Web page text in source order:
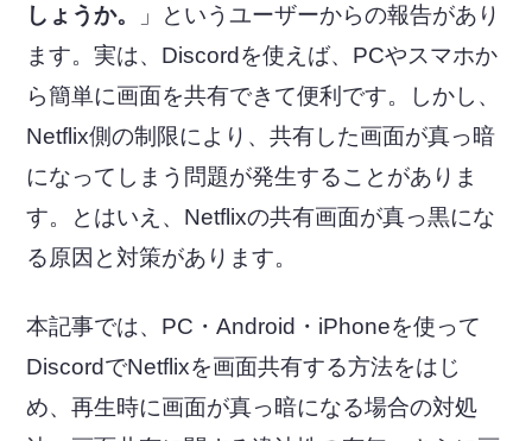
しょうか。
」というユーザーからの報告があり
ます。実は、Discordを使えば、PCやスマホか
ら簡単に画面を共有できて便利です。しかし、
Netflix側の制限により、共有した画面が真っ暗
になってしまう問題が発生することがありま
す。とはいえ、Netflixの共有画面が真っ黒にな
る原因と対策があります。
本記事では、PC・Android・iPhoneを使って
DiscordでNetflixを画面共有する方法をはじ
め、再生時に画面が真っ暗になる場合の対処